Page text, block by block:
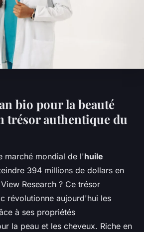
bio pour la beauté
trésor authentique du
marché mondial de l'huile
394 millions de dollars en
Research ? Ce trésor
révolutionne aujourd'hui les
à ses propriétés
la peau et les cheveux. Riche en